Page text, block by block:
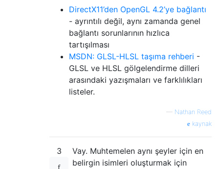
DirectX11’den OpenGL 4.2’ye bağlantı
- ayrıntılı değil, aynı zamanda genel
bağlantı sorunlarının hızlıca
tartışılması
MSDN: GLSL-HLSL taşıma rehberi -
GLSL ve HLSL gölgelendirme dilleri
arasındaki yazışmaları ve farklılıkları
listeler.
— Nathan Reed
kaynak
3
Vay. Muhtemelen aynı şeyler için en
belirgin isimleri oluşturmak için